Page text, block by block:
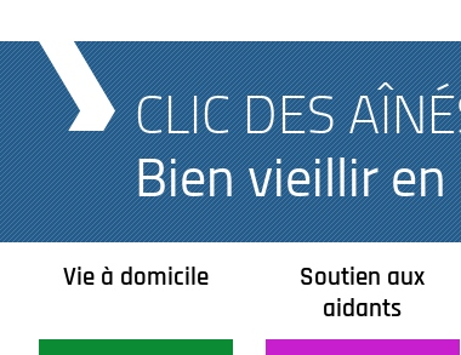
CLIC DES
Bien vieillir
Vie à domicile
Soutien aux
aidants